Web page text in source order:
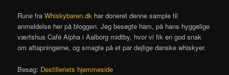
Rune fraWhiskybaren.dk har doneret denne sample til
anmeldelse her på bloggen. Jeg besøgte ham, på hans hyggelige
værtshus Café Alpha i Aalborg midtby, hvor vi fik en god snak
om aftapningerne, og smagte på et par dejlige danske whiskyer.
Besøg: Destilleriets hjemmeside